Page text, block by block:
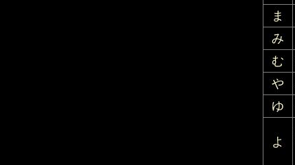
ま
み
む
や
ゆ
よ